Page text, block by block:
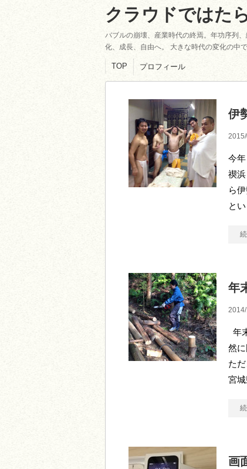
クラウドではた
バブルの崩壊、産業時代の終焉。年功序列
化、成長、自由へ。 大きな時代の変化の中
TOP プロフィール
伊
2015/
今
禊
ら
と
年
2014/
年
然
た
宮
画